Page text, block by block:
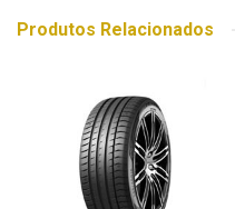
Produtos Relacionados